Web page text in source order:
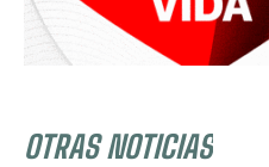
OTRAS NOTICIAS